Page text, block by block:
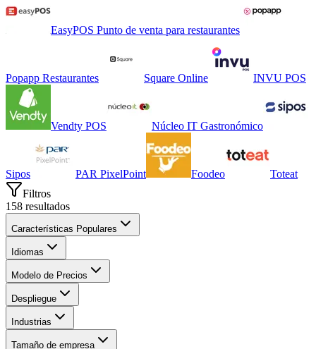
EasyPOS Punto de venta para restaurantes
Popapp Restaurantes Square Online INVU POS
Vendty POS Núcleo IT Gastronómico
Sipos PAR PixelPoint Foodeo
Toteat
Filtros
158 resultados
Características Populares
Idiomas
Modelo de Precios
Despliegue
Industrias
Tamaño de empresa